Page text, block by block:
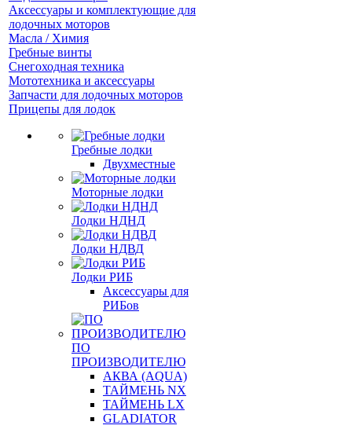
Аксессуары и комплектующие для
лодочных моторов
Масла / Химия
Гребные винты
Снегоходная техника
Мототехника и аксессуары
Запчасти для лодочных моторов
Прицепы для лодок
Гребные лодки
Двухместные
Моторные лодки
Лодки НДНД
Лодки НДВД
Лодки РИБ
Аксессуары для
РИБов
ПО
ПРОИЗВОДИТЕЛЮ
АКВА (AQUA)
ТАЙМЕНЬ NX
ТАЙМЕНЬ LX
GLADIATOR